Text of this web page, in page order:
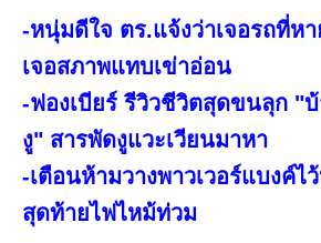
-หนุ่มดีใจ ตร.แจ้งว่าเจอรถที่ห
เจอสภาพแทบเข่าอ่อน
-ฟองเบียร์ รีวิวชีวิตสุดขนลุก "
งู" สารพัดงูแวะเวียนมาหา
-เตือนห้ามวางพาวเวอร์แบงค์ไ
สุดท้ายไฟไหม้ท่วม